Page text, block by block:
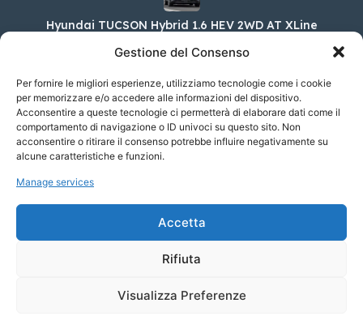
Gestione del Consenso
Per fornire le migliori esperienze, utilizziamo tecnologie come i cookie
per memorizzare e/o accedere alle informazioni del dispositivo.
Acconsentire a queste tecnologie ci permetterà di elaborare dati come il
comportamento di navigazione o ID univoci su questo sito. Non
acconsentire o ritirare il consenso potrebbe influire negativamente su
alcune caratteristiche e funzioni.
Manage services
Accetta
Rifiuta
Visualizza Preferenze
Hyundai TUCSON Hybrid 1.6 HEV 2WD AT XLine
Abarth 500E Elettrica Turismo 155cv
42.650,00 €
Alfa Romeo Giulia 2.2 TD 210cv Tributo
Italiano AT8 Q4